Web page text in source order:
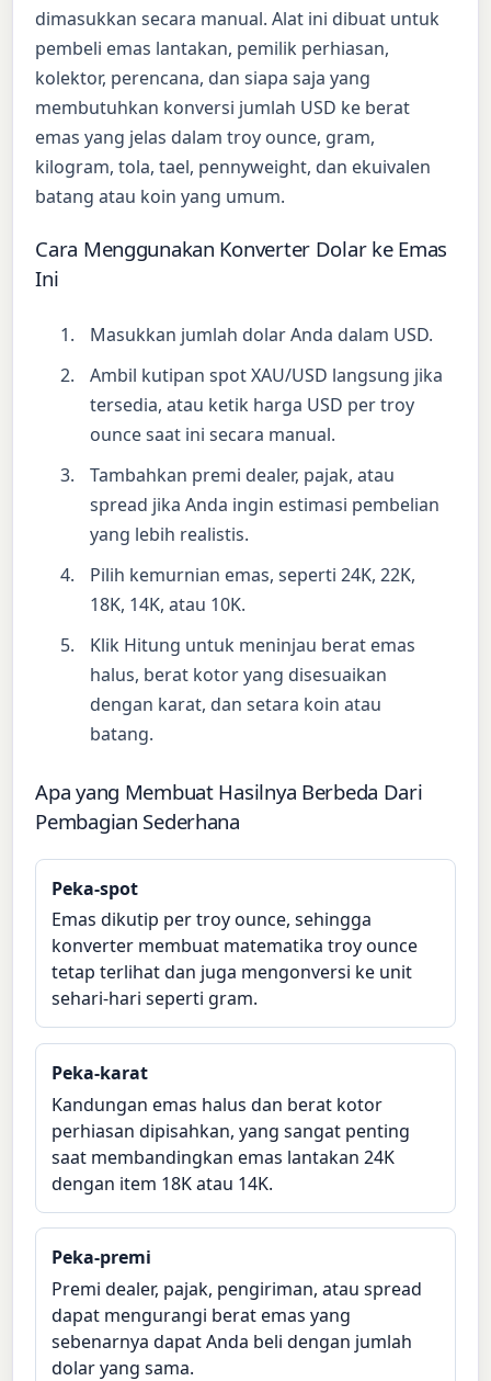
dimasukkan secara manual. Alat ini dibuat untuk
pembeli emas lantakan, pemilik perhiasan,
kolektor, perencana, dan siapa saja yang
membutuhkan konversi jumlah USD ke berat
emas yang jelas dalam troy ounce, gram,
kilogram, tola, tael, pennyweight, dan ekuivalen
batang atau koin yang umum.
Cara Menggunakan Konverter Dolar ke Emas
Ini
Masukkan jumlah dolar Anda dalam USD.
Ambil kutipan spot XAU/USD langsung jika
tersedia, atau ketik harga USD per troy
ounce saat ini secara manual.
Tambahkan premi dealer, pajak, atau
spread jika Anda ingin estimasi pembelian
yang lebih realistis.
Pilih kemurnian emas, seperti 24K, 22K,
18K, 14K, atau 10K.
Klik Hitung untuk meninjau berat emas
halus, berat kotor yang disesuaikan
dengan karat, dan setara koin atau
batang.
Apa yang Membuat Hasilnya Berbeda Dari
Pembagian Sederhana
Peka-spot
Emas dikutip per troy ounce, sehingga
konverter membuat matematika troy ounce
tetap terlihat dan juga mengonversi ke unit
sehari-hari seperti gram.
Peka-karat
Kandungan emas halus dan berat kotor
perhiasan dipisahkan, yang sangat penting
saat membandingkan emas lantakan 24K
dengan item 18K atau 14K.
Peka-premi
Premi dealer, pajak, pengiriman, atau spread
dapat mengurangi berat emas yang
sebenarnya dapat Anda beli dengan jumlah
dolar yang sama.